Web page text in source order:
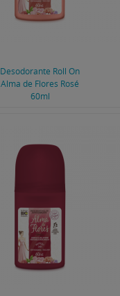
Desodorante Roll On
Alma de Flores Rosé
60ml